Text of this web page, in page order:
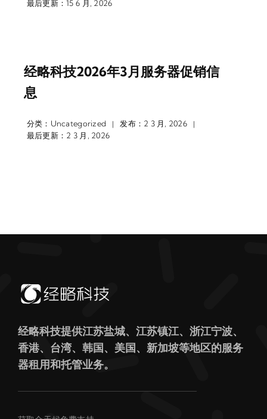
最后更新：15 6 月, 2026
经略科技2026年3月服务器促销信
息
分类： Uncategorized | 发布：2 3 月, 2026
|
最后更新：2 3 月, 2026
经略科技提供江苏盐城、江苏镇江、浙江宁波、
香港、台湾、韩国、美国、新加坡等地区的服务
器租用和托管业务。